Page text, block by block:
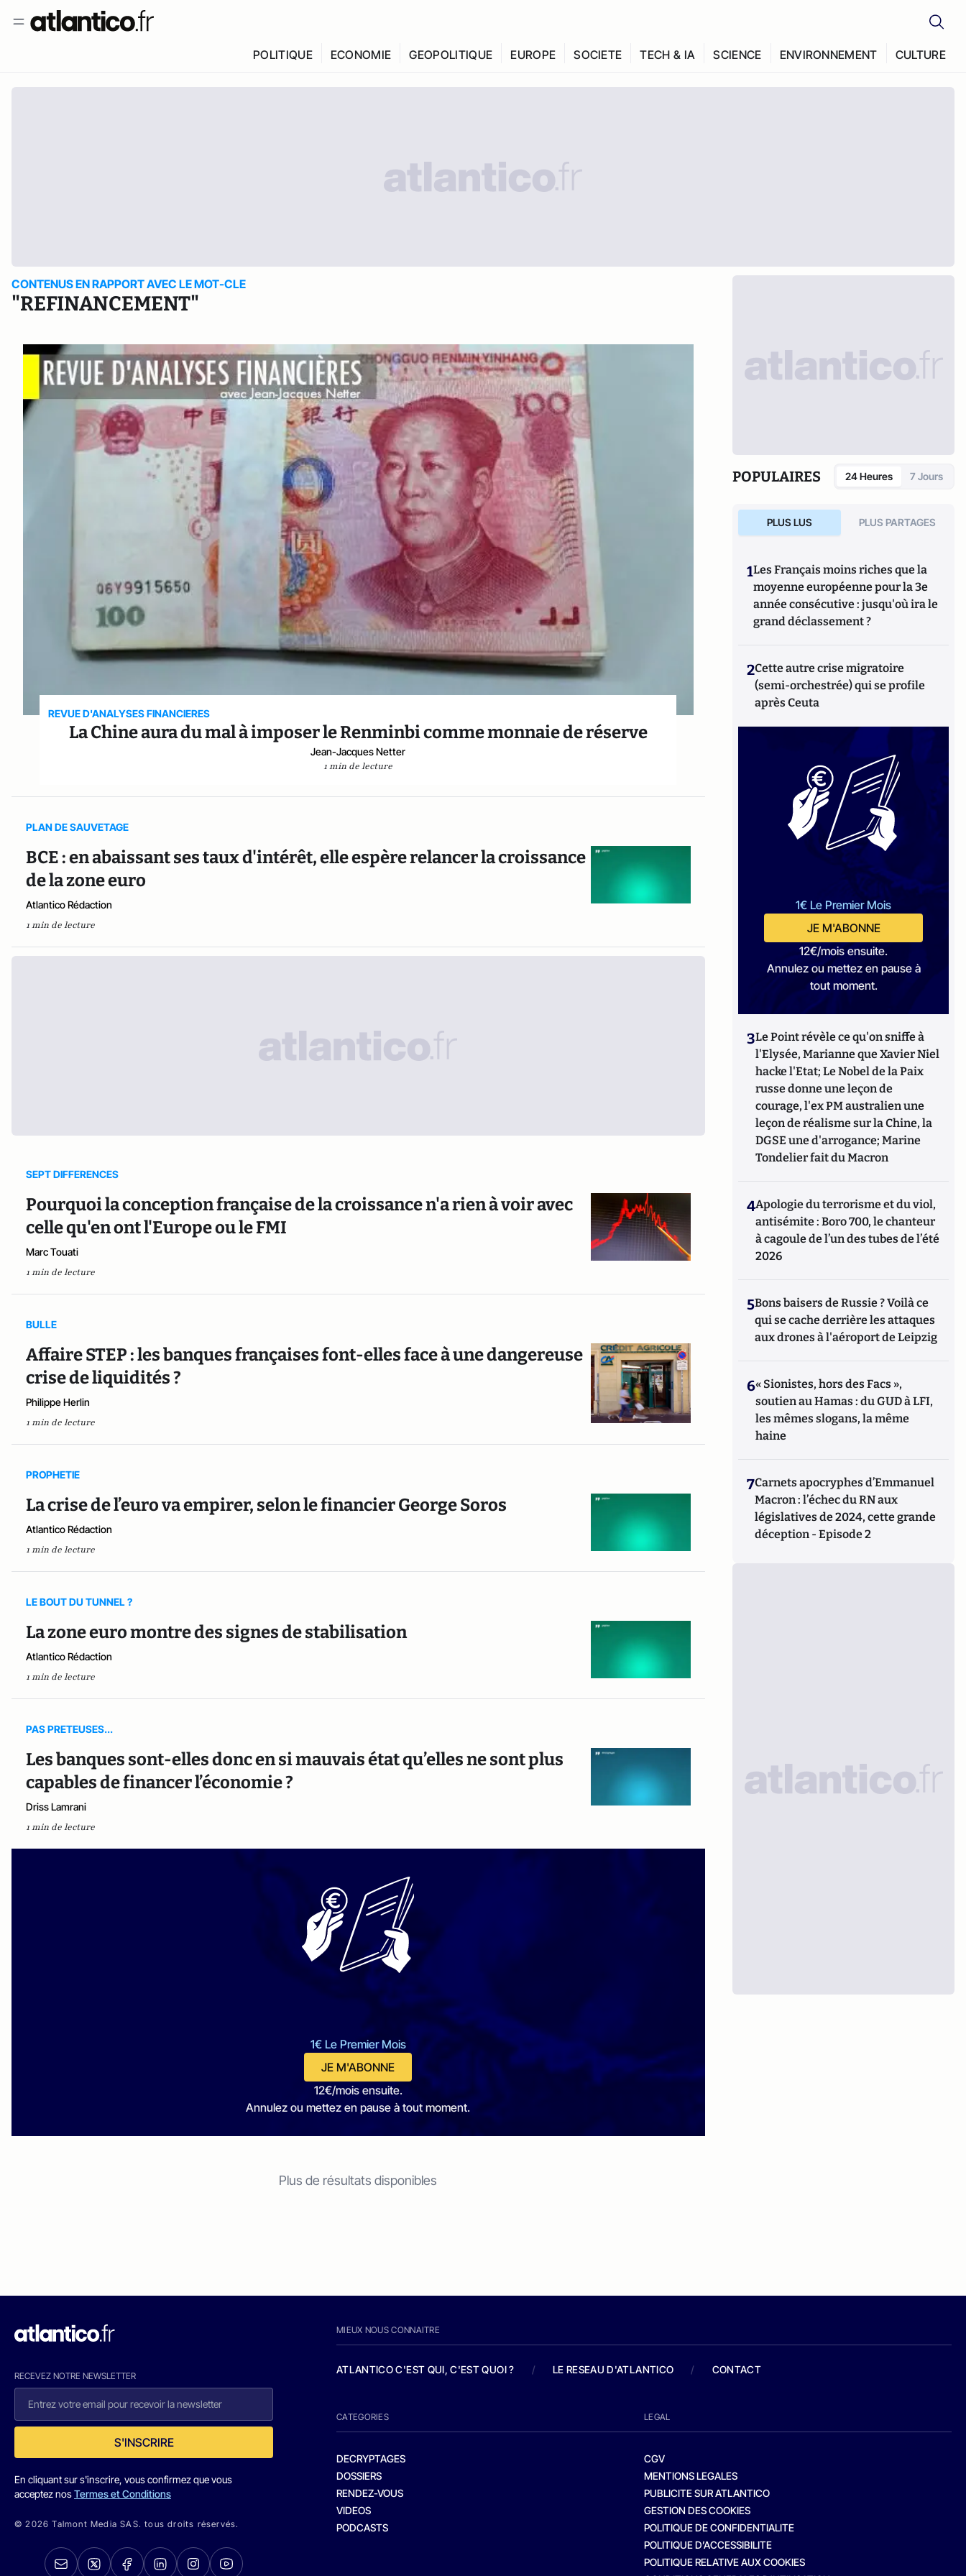
POLITIQUE ECONOMIE GEOPOLITIQUE EUROPE SOCIETE TECH & IA SCIENCE ENVIRONNEMENT CULTURE
CONTENUS EN RAPPORT AVEC LE MOT-CLE
"REFINANCEMENT"
REVUE D'ANALYSES FINANCIERES
La Chine aura du mal à imposer le Renminbi comme monnaie de réserve
Jean-Jacques Netter
1 min de lecture
PLAN DE SAUVETAGE
BCE : en abaissant ses taux d'intérêt, elle espère relancer la croissance
de la zone euro
Atlantico Rédaction
1 min de lecture
SEPT DIFFERENCES
Pourquoi la conception française de la croissance n'a rien à voir avec
celle qu'en ont l'Europe ou le FMI
Marc Touati
1 min de lecture
BULLE
Affaire STEP : les banques françaises font-elles face à une dangereuse
crise de liquidités ?
Philippe Herlin
1 min de lecture
PROPHETIE
La crise de l’euro va empirer, selon le financier George Soros
Atlantico Rédaction
1 min de lecture
LE BOUT DU TUNNEL ?
La zone euro montre des signes de stabilisation
Atlantico Rédaction
1 min de lecture
PAS PRETEUSES...
Les banques sont-elles donc en si mauvais état qu’elles ne sont plus
capables de financer l’économie ?
Driss Lamrani
1 min de lecture
1€ Le Premier Mois
JE M'ABONNE
12€/mois ensuite.
Annulez ou mettez en pause à tout moment.
Plus de résultats disponibles
POPULAIRES 24 Heures 7 Jours
PLUS LUS PLUS PARTAGES
1Les Français moins riches que la
moyenne européenne pour la 3e
année consécutive : jusqu'où ira le
grand déclassement ?
2Cette autre crise migratoire
(semi-orchestrée) qui se profile
après Ceuta
1€ Le Premier Mois
JE M'ABONNE
12€/mois ensuite.
Annulez ou mettez en pause à
tout moment.
3Le Point révèle ce qu'on sniffe à
l'Elysée, Marianne que Xavier Niel
hacke l'Etat; Le Nobel de la Paix
russe donne une leçon de
courage, l'ex PM australien une
leçon de réalisme sur la Chine, la
DGSE une d'arrogance; Marine
Tondelier fait du Macron
4Apologie du terrorisme et du viol,
antisémite : Boro 700, le chanteur
à cagoule de l’un des tubes de l’été
2026
5Bons baisers de Russie ? Voilà ce
qui se cache derrière les attaques
aux drones à l'aéroport de Leipzig
6« Sionistes, hors des Facs »,
soutien au Hamas : du GUD à LFI,
les mêmes slogans, la même
haine
7Carnets apocryphes d’Emmanuel
Macron : l’échec du RN aux
législatives de 2024, cette grande
déception - Episode 2
RECEVEZ NOTRE NEWSLETTER
S'INSCRIRE
En cliquant sur s'inscrire, vous confirmez que vous
acceptez nosTermes et Conditions
© 2026 Talmont Media SAS. tous droits réservés.
MIEUX NOUS CONNAITRE
ATLANTICO C'EST QUI, C'EST QUOI ? / LE RESEAU D'ATLANTICO / CONTACT
CATEGORIES
DECRYPTAGES
DOSSIERS
RENDEZ-VOUS
VIDEOS
PODCASTS
LEGAL
CGV
MENTIONS LEGALES
PUBLICITE SUR ATLANTICO
GESTION DES COOKIES
POLITIQUE DE CONFIDENTIALITE
POLITIQUE D’ACCESSIBILITE
POLITIQUE RELATIVE AUX COOKIES